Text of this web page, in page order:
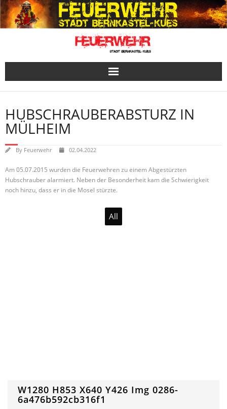
Skip
to
content
HUBSCHRAUBERABSTURZ IN
MÜLHEIM
By Feuerwehr 02.04.2022
Am 05.07.2015 wurden die Feuerwehren zu einem Abgestürzten
Hubschrauber alarmiert. Neben der Besonderheit kam die Schwierigkeit
noch hinzu, dass er in die Mosel stürzte.
All
W1280 H853 X640 Y426 Img 0286-
6a476b592cb316f1